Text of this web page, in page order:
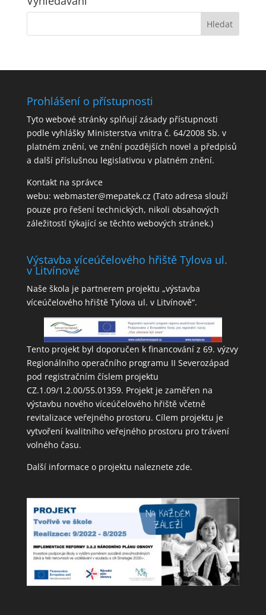
Prohlášení o přístupnosti
Tyto webové stránky splňují zásady přístupnosti
podle vyhlášky Ministerstva vnitra č. 64/2008 Sb. v
platném znění, ve znění pozdějších novel a předpisů
a další příslušnou legislativou v platném znění.
Kontakt na správce
webu: webmaster@mepatek.cz (Tato adresa slouží
pouze pro řešení technických, nikoli obsahových
záležitostí týkající se těchto webových stránek.)
Výstavba víceúčelového hřiště Tylova ul.
v Litvínově
Naše škola je partnerem projektu „výstavba
víceúčelového hřiště Tylova ul. v Litvínově“.
Tento projekt byl doporučen k financování z 69. výzvy
Regionálního operačního programu II Severozápad
pod registračním číslem projektu
CZ.1.09/1.2.00/55.01359. Projekt je zaměřen na
výstavbu nového víceúčelového hřiště včetně
revitalizace veřejného prostoru. Cílem projektu je
vytvoření kvalitního veřejného prostoru pro trávení
volného času.
Další informace o projektu naleznete zde.